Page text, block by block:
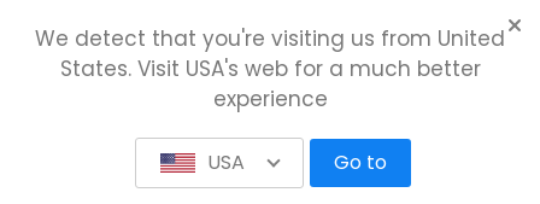
We detect that you're visiting us from United
States. Visit USA's web for a much better
experience
USA Go to